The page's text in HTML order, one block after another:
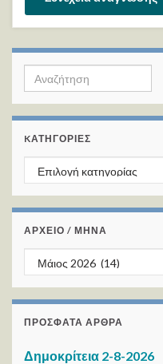
Search for:
KΑΤΗΓΟΡΊΕΣ
Kατηγορίες
ΑΡΧΕΙΟ / ΜΗΝΑ
ΑΡΧΕΙΟ / ΜΗΝΑ
ΠΡΌΣΦΑΤΑ ΆΡΘΡΑ
Δημοκρίτεια 2-8-2026